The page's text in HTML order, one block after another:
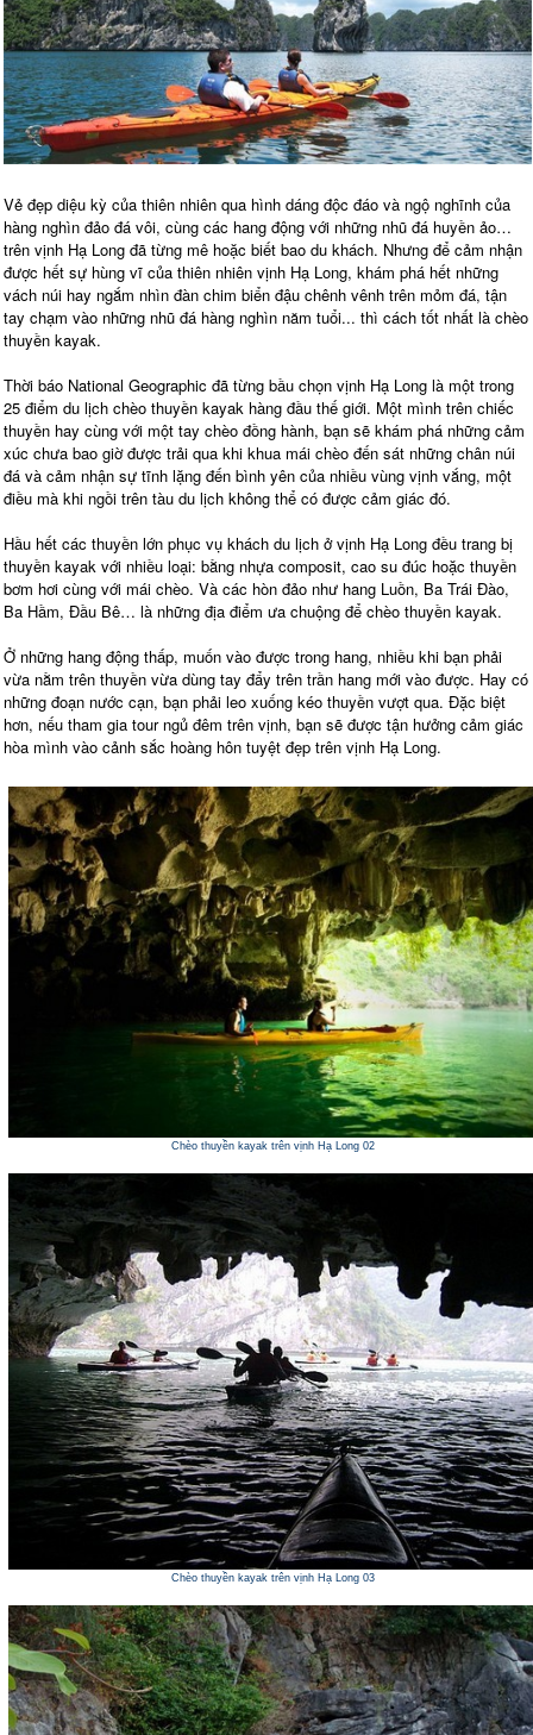
Vẻ đẹp diệu kỳ của thiên nhiên qua hình dáng độc đáo và ngộ nghĩnh của
hàng nghìn đảo đá vôi, cùng các hang động với những nhũ đá huyền ảo…
trên vịnh Hạ Long đã từng mê hoặc biết bao du khách. Nhưng để cảm nhận
được hết sự hùng vĩ của thiên nhiên vịnh Hạ Long, khám phá hết những
vách núi hay ngắm nhìn đàn chim biển đậu chênh vênh trên mỏm đá, tận
tay chạm vào những nhũ đá hàng nghìn năm tuổi... thì cách tốt nhất là chèo
thuyền kayak.
Thời báo National Geographic đã từng bầu chọn vịnh Hạ Long là một trong
25 điểm du lịch chèo thuyền kayak hàng đầu thế giới. Một mình trên chiếc
thuyền hay cùng với một tay chèo đồng hành, bạn sẽ khám phá những cảm
xúc chưa bao giờ được trải qua khi khua mái chèo đến sát những chân núi
đá và cảm nhận sự tĩnh lặng đến bình yên của nhiều vùng vịnh vắng, một
điều mà khi ngồi trên tàu du lịch không thể có được cảm giác đó.
Hầu hết các thuyền lớn phục vụ khách du lịch ở vịnh Hạ Long đều trang bị
thuyền kayak với nhiều loại: bằng nhựa composit, cao su đúc hoặc thuyền
bơm hơi cùng với mái chèo. Và các hòn đảo như hang Luồn, Ba Trái Đào,
Ba Hầm, Đầu Bê… là những địa điểm ưa chuộng để chèo thuyền kayak.
Ở những hang động thấp, muốn vào được trong hang, nhiều khi bạn phải
vừa nằm trên thuyền vừa dùng tay đẩy trên trần hang mới vào được. Hay có
những đoạn nước cạn, bạn phải leo xuống kéo thuyền vượt qua. Đặc biệt
hơn, nếu tham gia tour ngủ đêm trên vịnh, bạn sẽ được tận hưởng cảm giác
hòa mình vào cảnh sắc hoàng hôn tuyệt đẹp trên vịnh Hạ Long.
Chèo thuyền kayak trên vịnh Hạ Long 02
Chèo thuyền kayak trên vịnh Hạ Long 03